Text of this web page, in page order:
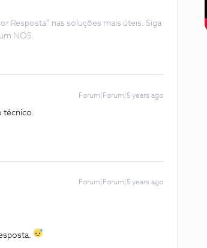
Resposta” nas soluções mais úteis. Siga
NOS.
Forum|Forum|5 years ago
técnico.
Forum|Forum|5 years ago